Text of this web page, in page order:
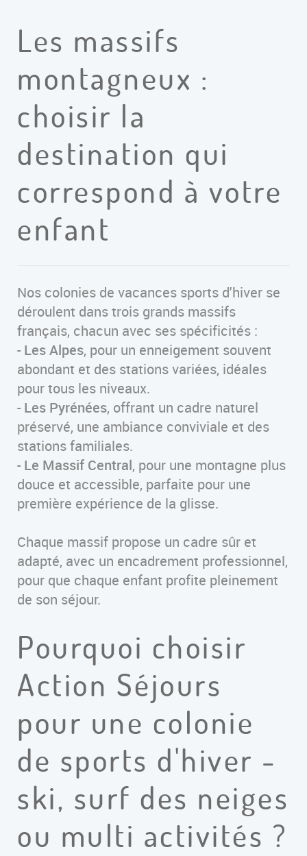
Les massifs
montagneux :
choisir la
destination qui
correspond à votre
enfant
Nos colonies de vacances sports d'hiver se
déroulent dans trois grands massifs
français, chacun avec ses spécificités :
- Les Alpes, pour un enneigement souvent
abondant et des stations variées, idéales
pour tous les niveaux.
- Les Pyrénées, offrant un cadre naturel
préservé, une ambiance conviviale et des
stations familiales.
- Le Massif Central, pour une montagne plus
douce et accessible, parfaite pour une
première expérience de la glisse.
Chaque massif propose un cadre sûr et
adapté, avec un encadrement professionnel,
pour que chaque enfant profite pleinement
de son séjour.
Pourquoi choisir
Action Séjours
pour une colonie
de sports d'hiver -
ski, surf des neiges
ou multi activités ?